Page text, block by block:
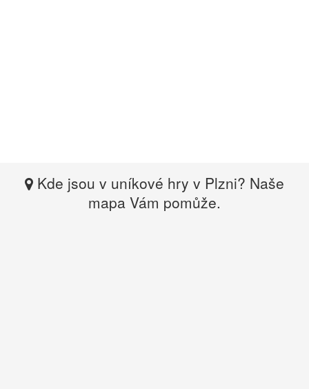
Kde jsou v uníkové hry v Plzni? Naše
mapa Vám pomůže.